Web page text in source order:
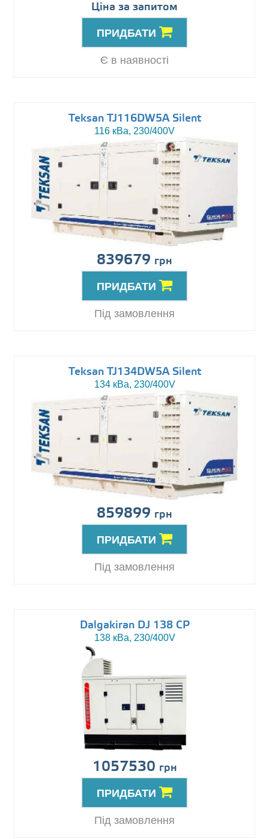
Ціна за запитом
ПРИДБАТИ
Є в наявності
Teksan TJ116DW5A Silent
116 кВа, 230/400V
839679 грн
ПРИДБАТИ
Під замовлення
Teksan TJ134DW5A Silent
134 кВа, 230/400V
859899 грн
ПРИДБАТИ
Під замовлення
Dalgakiran DJ 138 CP
138 кВа, 230/400V
1057530 грн
ПРИДБАТИ
Під замовлення